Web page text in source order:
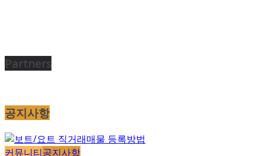
Partners
공지사항
커뮤니티공지사항